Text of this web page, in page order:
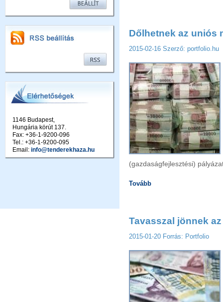
1146 Budapest,
Hungária körút 137.
Fax: +36-1-9200-096
Tel.: +36-1-9200-095
Email: info@tenderekhaza.hu
Dőlhetnek az uniós
2015-02-16 Szerző: portfolio.hu
(gazdaságfejlesztési)
Tovább
Tavasszal jönnek
2015-01-20 Forrás: Portfolio